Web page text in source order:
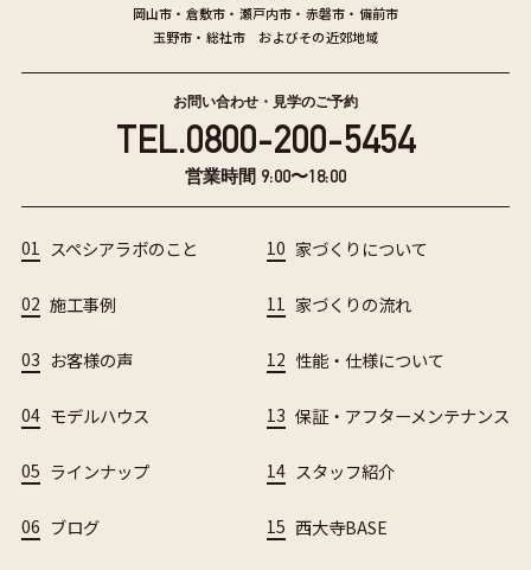
岡山市 ・ 倉敷市 ・ 瀬戸内市 ・ 赤磐市 ・ 備前市
玉野市 ・ 総社市 およびその近郊地域
お問い合わせ・見学のご予約
TEL.0800-200-5454
営業時間 9:00〜18:00
01 スペシアラボのこと
02 施工事例
03 お客様の声
04 モデルハウス
05 ラインナップ
06 ブログ
10 家づくりについて
11 家づくりの流れ
12 性能・仕様について
13 保証・アフターメンテナンス
14 スタッフ紹介
15 西大寺BASE